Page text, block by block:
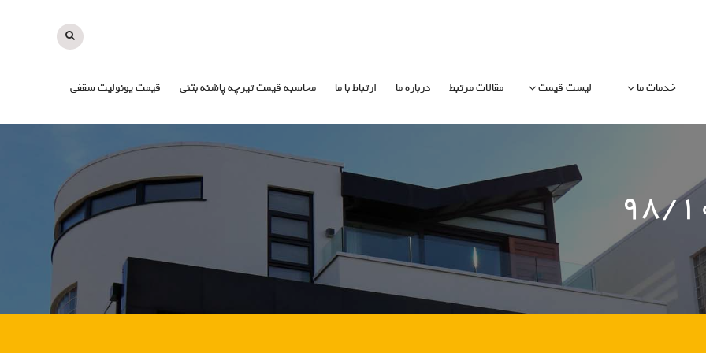
خدمات ما لیست قیمت مقالات مرتبط درباره ما ارتباط با ما محاسبه قیمت تیرچه پاشنه بتنی قیمت یونولیت سقفی